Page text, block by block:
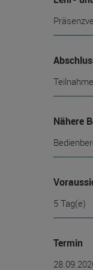
Nähere
5 Tag(e)
Termin